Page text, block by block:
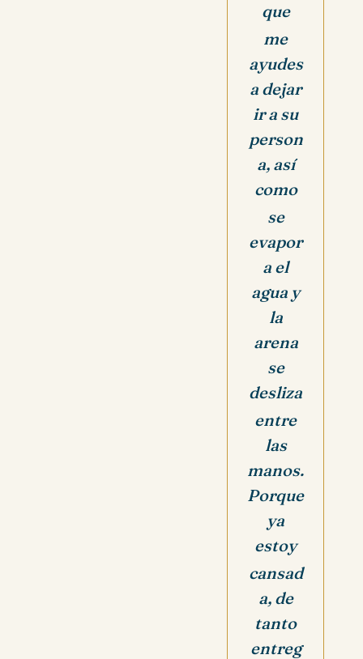
que
me
ayudes
a dejar
ir a su
person
a, así
como
se
evapor
a el
agua y
la
arena
se
desliza
entre
las
manos.
Porque
ya
estoy
cansad
a, de
tanto
entreg